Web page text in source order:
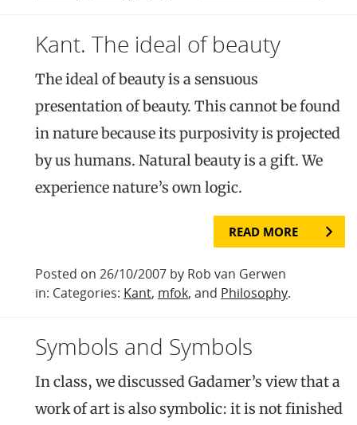
Kant. The ideal of beauty
The ideal of beauty is a sensuous
presentation of beauty. This cannot be found
in nature because its purposivity is projected
by us humans. Natural beauty is a gift. We
experience nature’s own logic.
READ MORE
Posted on 26/10/2007 by Rob van Gerwen
in: Categories: Kant, mfok, and Philosophy.
Symbols and Symbols
In class, we discussed Gadamer’s view that a
work of art is also symbolic: it is not finished